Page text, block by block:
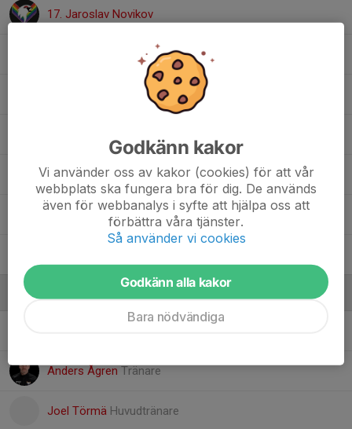
17. Jaroslav Novikov
20. Mille Fredriksson
26. Hugo Fredrickson
30. Hugo Zakrisson
31. Oskar Eriksson
Ledare
Anders Ågren Tränare
Joel Törmä Huvudtränare
Godkänn kakor
Vi använder oss av kakor (cookies) för att vår
webbplats ska fungera bra för dig. De används
även för webbanalys i syfte att hjälpa oss att
förbättra våra tjänster.
Så använder vi cookies
Godkänn alla kakor
Bara nödvändiga